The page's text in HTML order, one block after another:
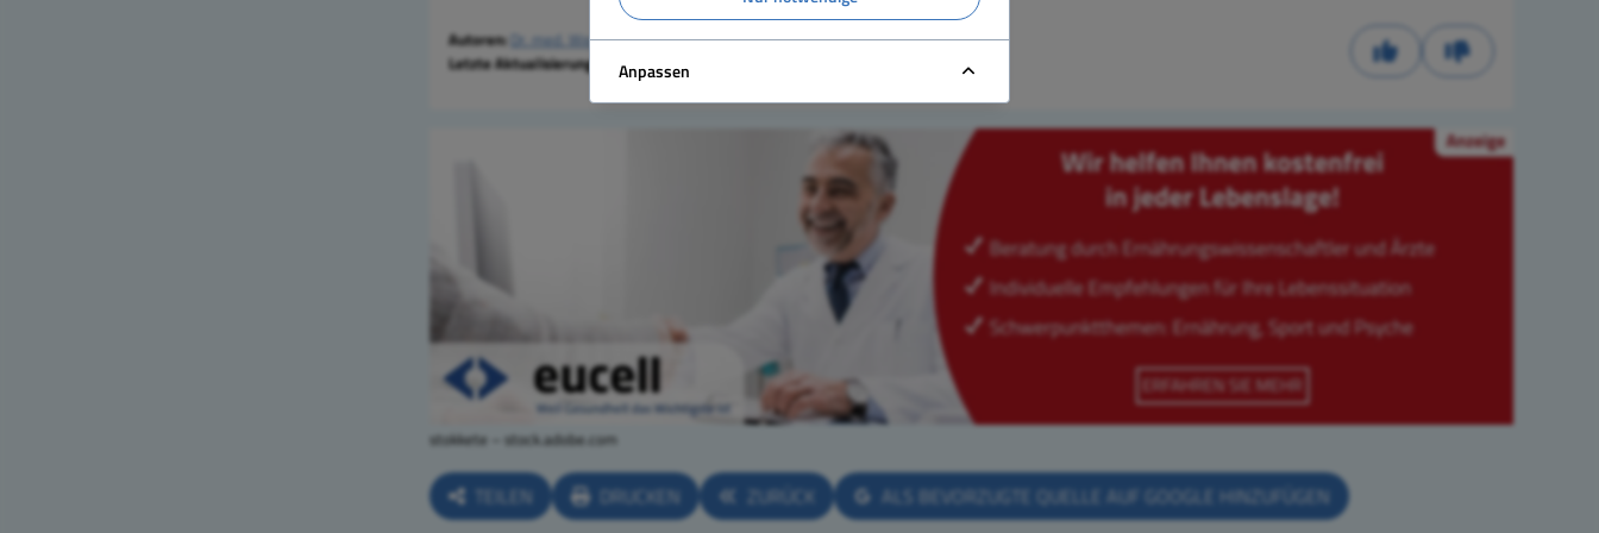
Autoren: Dr. med. Werner G. Gehring
Letzte Aktualisierung:
26.02.2026
stokkete – stock.adobe.com
TEILEN DRUCKEN ZURÜCK ALS BEVORZUGTE QUELLE AUF GOOGLE HINZUFÜGEN
Anpassen